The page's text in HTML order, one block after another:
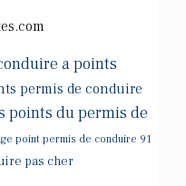
a points
permis de conduire
points du permis de
point permis de conduire 91
pas cher